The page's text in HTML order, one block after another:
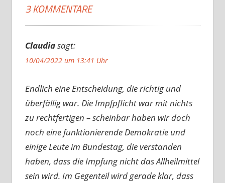
3 KOMMENTARE
Claudiasagt:
10/04/2022 um 13:41 Uhr
Endlich eine Entscheidung, die richtig und
überfällig war. Die Impfpflicht war mit nichts
zu rechtfertigen – scheinbar haben wir doch
noch eine funktionierende Demokratie und
einige Leute im Bundestag, die verstanden
haben, dass die Impfung nicht das Allheilmittel
sein wird. Im Gegenteil wird gerade klar, dass